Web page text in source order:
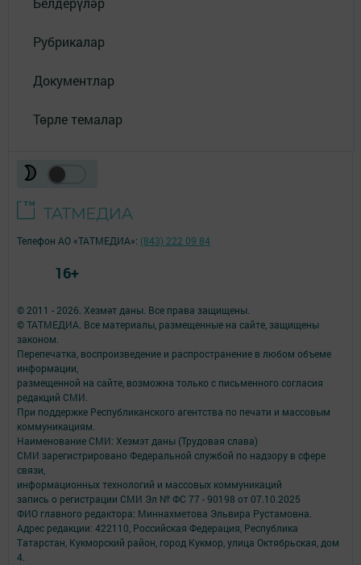
Рубрикалар
Документлар
Төрле темалар
© 2011 - 2026. Хезмәт даны. Все права защищены.
© ТАТМЕДИА. Все материалы, размещенные на сайте, защищены
законом.
Перепечатка, воспроизведение и распространение в любом объеме
информации,
размещенной на сайте, возможна только с письменного согласия
редакций СМИ.
При поддержке Республиканского агентства по печати и массовым
коммуникациям.
Наименование СМИ: Хезмэт даны (Трудовая слава)
СМИ зарегистрировано Федеральной службой по надзору в сфере
связи,
информационных технологий и массовых коммуникаций
запись о регистрации СМИ Эл № ФС 77 - 90198 от 07.10.2025
ФИО главного редактора: Миннахметова Эльвира Рустамовна.
Адрес редакции: 422110, Российская Федерация, Республика
Татарстан, Кукморский район, город Кукмор, улица Октябрьская, дом
4.
Телефон АО «ТАТМЕДИА»: (843) 222 09 84
16+